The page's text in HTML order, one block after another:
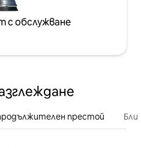
с обслужване
престой